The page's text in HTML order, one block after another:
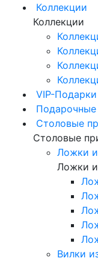
Коллекции
Коллекции
VIP-Подарки
Подарочные
Столовые
Столовые
Ложки
Ложки
Вилки